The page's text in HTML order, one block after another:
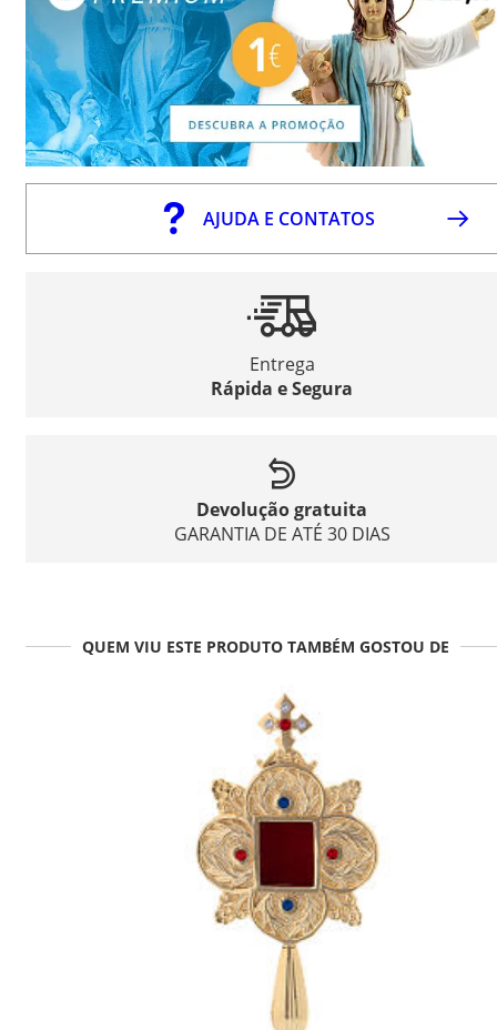
AJUDA E CONTATOS
Entrega
Rápida e Segura
Devolução gratuita
GARANTIA DE ATÉ 30 DIAS
QUEM VIU ESTE PRODUTO TAMBÉM GOSTOU DE